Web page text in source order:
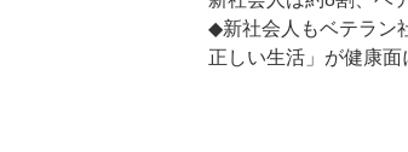
◆新社会人もベテラン
正しい生活」が健康面